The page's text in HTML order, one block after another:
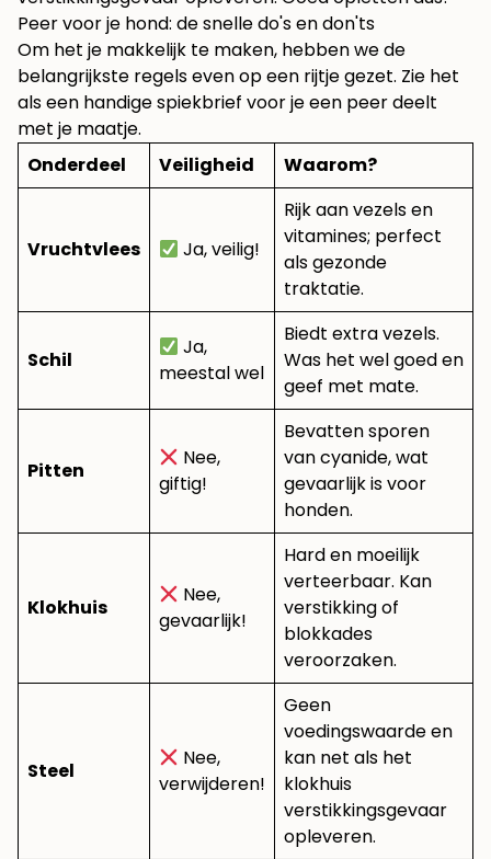
Peer voor je hond: de snelle do's en don'ts
Om het je makkelijk te maken, hebben we de
belangrijkste regels even op een rijtje gezet. Zie het
als een handige spiekbrief voor je een peer deelt
met je maatje.
Onderdeel
Veiligheid Waarom?
Vruchtvlees Ja, veilig!
Rijk aan vezels en
vitamines; perfect
als gezonde
traktatie.
Schil
Ja,
meestal wel
Biedt extra vezels.
Was het wel goed en
geef met mate.
Pitten
Nee,
giftig!
Bevatten sporen
van cyanide, wat
gevaarlijk is voor
honden.
Klokhuis
Nee,
gevaarlijk!
Hard en moeilijk
verteerbaar. Kan
verstikking of
blokkades
veroorzaken.
Steel
Nee,
verwijderen!
Geen
voedingswaarde en
kan net als het
klokhuis
verstikkingsgevaar
opleveren.